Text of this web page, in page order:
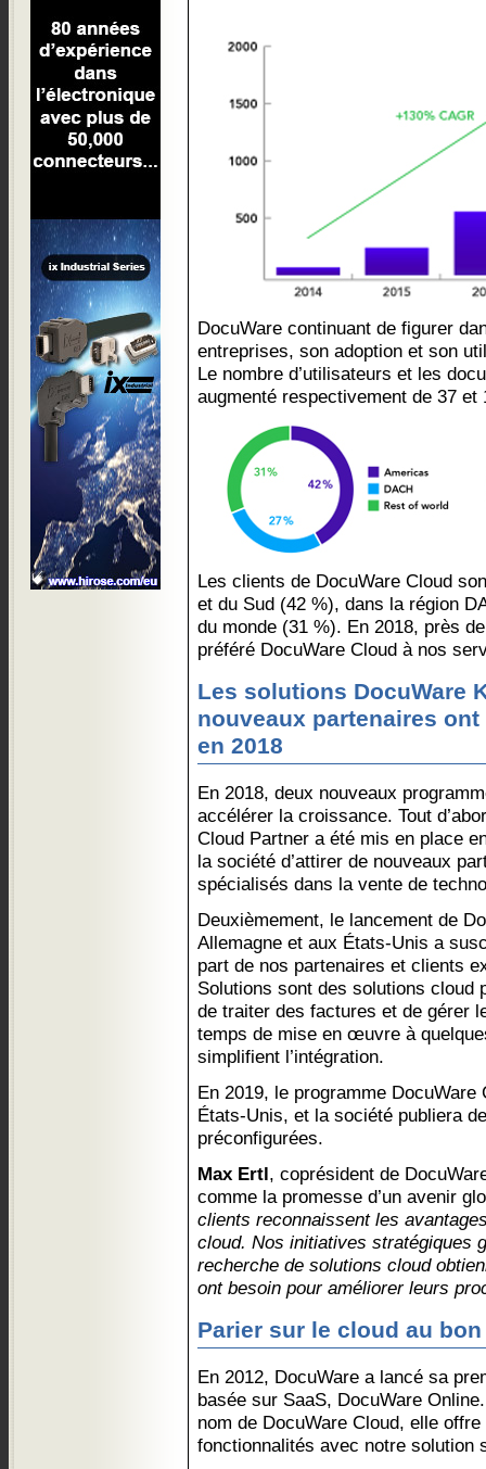
DocuWare continuant de figurer
entreprises, son adoption et son
Le nombre d’utilisateurs et les
augmenté respectivement de 37 et
Les clients de DocuWare Cloud
et du Sud (42 %), dans la région
du monde (31 %). En 2018, près
préféré DocuWare Cloud à nos
Les solutions DocuWare
nouveaux partenaires
en 2018
En 2018, deux nouveaux
accélérer la croissance. Tout
Cloud Partner a été mis en place
la société d’attirer de nouveaux
spécialisés dans la vente de
Deuxièmement, le lancement de
Allemagne et aux États-Unis a
part de nos partenaires et clients
Solutions sont des solutions cloud
de traiter des factures et de gérer
temps de mise en œuvre à
simplifient l’intégration.
En 2019, le programme DocuWare
États-Unis, et la société publiera
préconfigurées.
Max Ertl, coprésident de
comme la promesse d’un avenir
clients reconnaissent les
cloud. Nos initiatives stratégiques
recherche de solutions cloud
ont besoin pour améliorer leurs
Parier sur le cloud au
En 2012, DocuWare a lancé sa
basée sur SaaS, DocuWare
nom de DocuWare Cloud, elle
fonctionnalités avec notre solution